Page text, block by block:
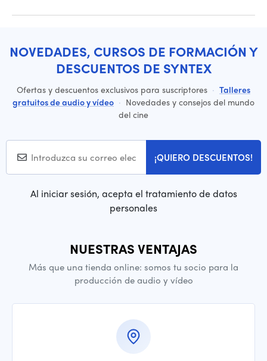
NOVEDADES, CURSOS DE FORMACIÓN Y
DESCUENTOS DE SYNTEX
Ofertas y descuentos exclusivos para suscriptores · Talleres
gratuitos de audio y vídeo · Novedades y consejos del mundo
del cine
¡QUIERO DESCUENTOS!
Al iniciar sesión, acepta el tratamiento de datos
personales
NUESTRAS VENTAJAS
Más que una tienda online: somos tu socio para la
producción de audio y vídeo